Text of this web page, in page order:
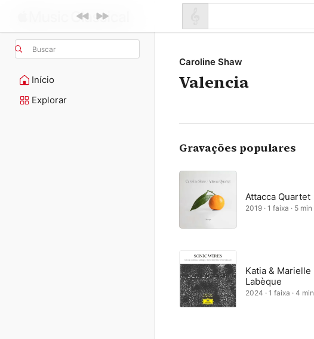
Buscar
Início
Explorar
Caroline Shaw
Valencia
Gravações populares
Attacca Quartet
2019 · 1 faixa · 5 min
Katia & Marielle
Labèque
2024 · 1 faixa · 4 min